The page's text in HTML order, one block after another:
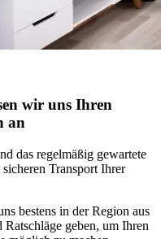
wir uns Ihren
an
das regelmäßig gewartete
Transport Ihrer
bestens in der Region aus
geben, um Ihren